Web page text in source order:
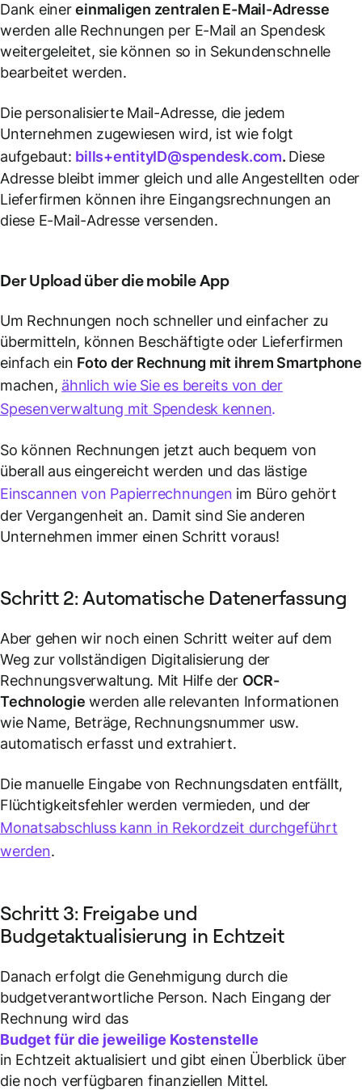
Dank einereinmaligen zentralen E-Mail-Adresse
werden alle Rechnungen per E-Mail an Spendesk
weitergeleitet, sie können so in Sekundenschnelle
bearbeitet werden.
Die personalisierte Mail-Adresse, die jedem
Unternehmen zugewiesen wird, ist wie folgt
aufgebaut: bills+entityID@spendesk.com. Diese
Adresse bleibt immer gleich und alle Angestellten oder
Lieferfirmen können ihre Eingangsrechnungen an
diese E-Mail-Adresse versenden.
Der Upload über die mobile App
Um Rechnungen noch schneller und einfacher zu
übermitteln, können Beschäftigte oder Lieferfirmen
einfach ein Foto der Rechnung mit ihrem Smartphone
machen, ähnlich wie Sie es bereits von der
Spesenverwaltung mit Spendesk kennen.
So können Rechnungen jetzt auch bequem von
überall aus eingereicht werden und das lästige
Einscannen von Papierrechnungen im Büro gehört
der Vergangenheit an. Damit sind Sie anderen
Unternehmen immer einen Schritt voraus!
Schritt 2: Automatische Datenerfassung
Aber gehen wir noch einen Schritt weiter auf dem
Weg zur vollständigen Digitalisierung der
Rechnungsverwaltung. Mit Hilfe der OCR-
Technologie werden alle relevanten Informationen
wie Name, Beträge, Rechnungsnummer usw.
automatisch erfasst und extrahiert.
Die manuelle Eingabe von Rechnungsdaten entfällt,
Flüchtigkeitsfehler werden vermieden, und der
Monatsabschluss kann in Rekordzeit durchgeführt
werden.
Schritt 3: Freigabe und
Budgetaktualisierung in Echtzeit
Danach erfolgt die Genehmigung durch die
budgetverantwortliche Person. Nach Eingang der
Rechnung wird das
Budget für die jeweilige Kostenstelle
in Echtzeit aktualisiert und gibt einen Überblick über
die noch verfügbaren finanziellen Mittel.